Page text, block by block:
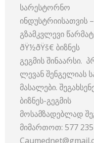
სარესტორნო
ინდუსტრიისათვის
გზამკვლევი
ðŸ½️ðŸš€ ბიზნეს
გეგმის შინაარსი.
ლევან შენგელიას
მასალები.
ბიზნეს-გეგმის
მოსამზადებლად
მიმართოთ: 577 235